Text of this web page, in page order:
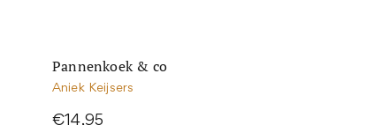
Pannenkoek & co
Aniek Keijsers
€14,95